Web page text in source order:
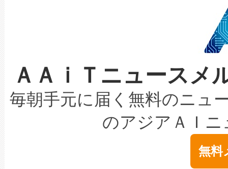
加組織は、Enzeneのバイオ
選定された製品について、自
取得できる可能性もあります
設には、3億～4億ドルかか
最高経営責任者（CEO）であ
す。「当社のfully-connected
ームを利用すれば、6,000万
きます。この効率性は、フェ
事業者の負担軽減という課題
系統連系を迅速にし、ピーク
限を超えて利用可能な電力容
持できるよう貢献します。こ
ービスレベル契約（SLA）違
テリー性能の劣化によるダウ
念は、現在データセンターが
ます。 Voltaiq provides a
狭視野のFOVを切り替えるこ
ケーブル、枝などの細かな対
なレーザースポットにより、
な環境下でも豊かなディテー
キロメートル範囲を検出
LiDAR for Inspections,
は1535 nmレーザーを搭載。
イズの小径化を実現すること
ＡＡｉＴニュース
毎朝手元に届く無料のニュ
のアジアＡＩ
無料